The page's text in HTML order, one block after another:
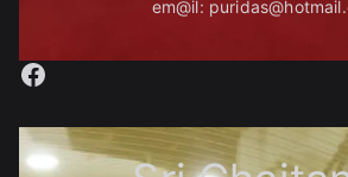
em@il:
Facebook